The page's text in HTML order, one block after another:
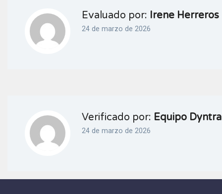
Evaluado por: Irene
24 de marzo de 2026
Verificado por: Equipo Dyntra
24 de marzo de 2026